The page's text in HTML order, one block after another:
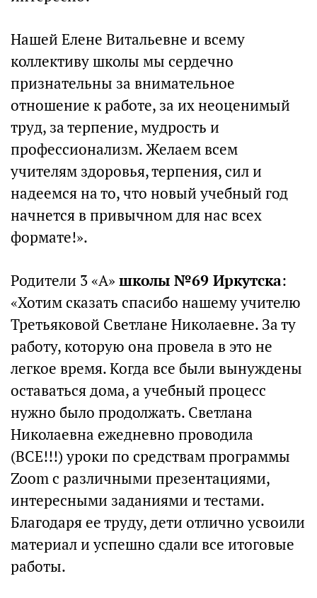
Нашей Елене Витальевне и всему
коллективу школы мы сердечно
признательны за внимательное
отношение к работе, за их неоценимый
труд, за терпение, мудрость и
профессионализм. Желаем всем
учителям здоровья, терпения, сил и
надеемся на то, что новый учебный год
начнется в привычном для нас всех
формате!».
Родители 3 «А»школы №69 Иркутска:
«Хотим сказать спасибо нашему учителю
Третьяковой Светлане Николаевне. За ту
работу, которую она провела в это не
легкое время. Когда все были вынуждены
оставаться дома, а учебный процесс
нужно было продолжать. Светлана
Николаевна ежедневно проводила
(ВСЕ!!!) уроки по средствам программы
Zoom с различными презентациями,
интересными заданиями и тестами.
Благодаря ее труду, дети отлично усвоили
материал и успешно сдали все итоговые
работы.